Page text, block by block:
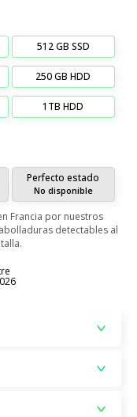
512 GB SSD
250 GB HDD
1TB HDD
Perfecto estado
No disponible
Francia por nuestros
detectables al